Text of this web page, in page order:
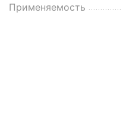
Применяемость